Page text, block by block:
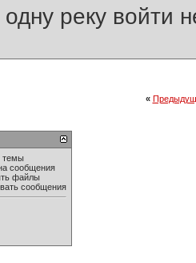
реку войти
«
темы
сообщения
файлы
сообщения